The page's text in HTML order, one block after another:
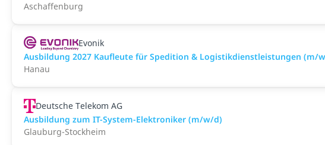
Aschaffenburg
Evonik
Ausbildung 2027 Kaufleute für Spedition & Logistikdienstleistungen (m/
Hanau
Deutsche Telekom AG
Ausbildung zum IT-System-Elektroniker (m/w/d)
Glauburg-Stockheim